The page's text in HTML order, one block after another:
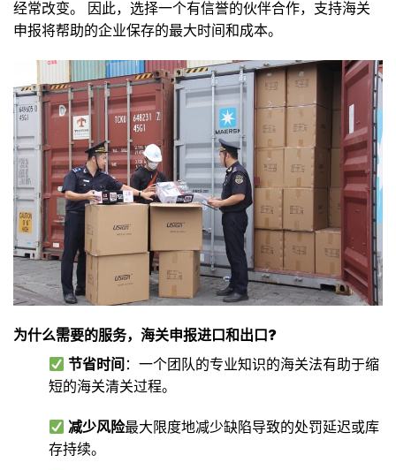
经常改变。 因此，选择一个有信誉的伙伴合作，支持海关
申报将帮助的企业保存的最大时间和成本。
为什么需要的服务，海关申报进口和出口?
节省时间 ：一个团队的专业知识的海关法有助于缩
短的海关清关过程。
减少风险最大限度地减少缺陷导致的处罚延迟或库
存持续。